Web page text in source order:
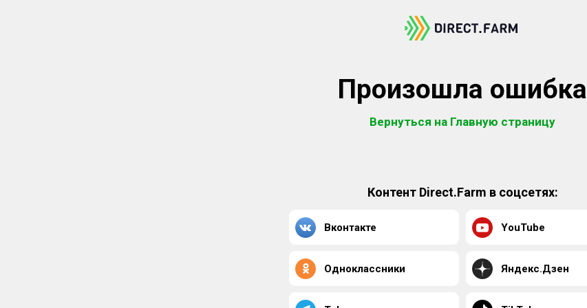
Произошла ошибка
Вернуться на Главную страницу
Контент Direct.Farm в соцсетях:
Вконтакте YouTube
Одноклассники Яндекс.Дзен